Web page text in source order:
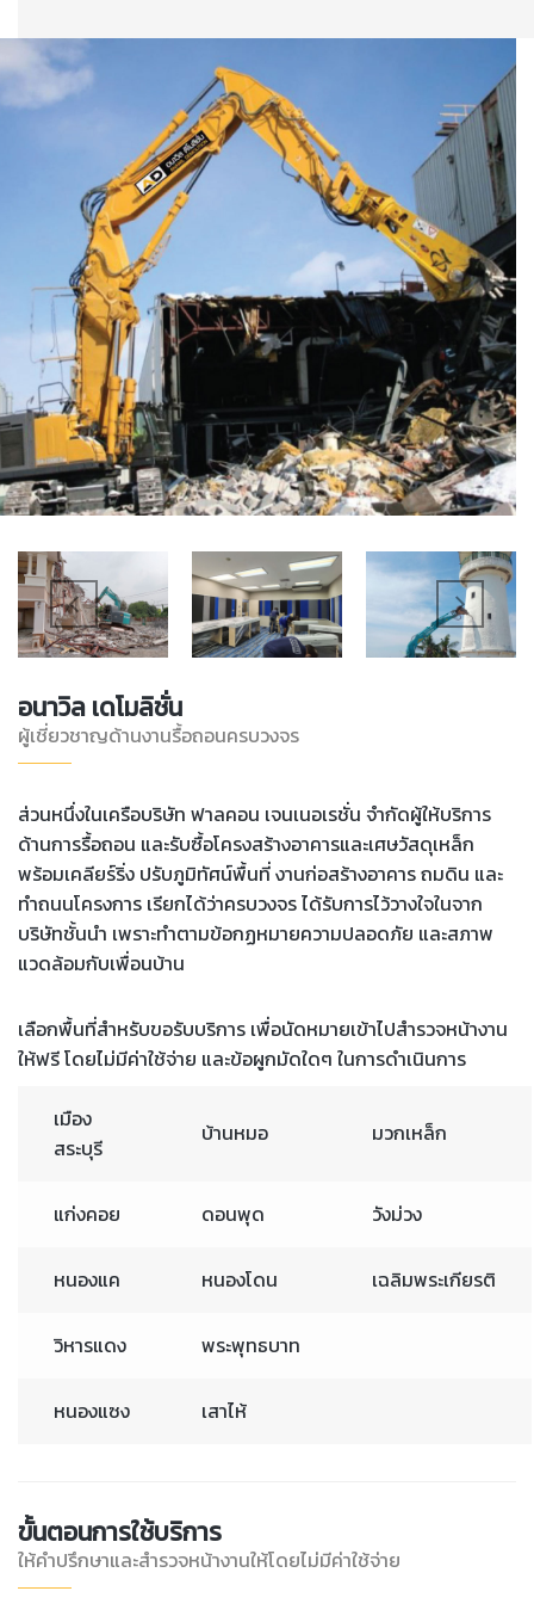
อนาวิล เดโมลิชั่น
ผู้เชี่ยวชาญด้านงานรื้อถอนครบวงจร
ส่วนหนึ่งในเครือบริษัท ฟาลคอน เจนเนอเรชั่น จำกัดผู้ให้บริการ
ด้านการรื้อถอน และรับซื้อโครงสร้างอาคารและเศษวัสดุเหล็ก
พร้อมเคลียร์ริ่ง ปรับภูมิทัศน์พื้นที่ งานก่อสร้างอาคาร ถมดิน และ
ทำถนนโครงการ เรียกได้ว่าครบวงจร ได้รับการไว้วางใจในจาก
บริษัทชั้นนำ เพราะทำตามข้อกฏหมายความปลอดภัย และสภาพ
แวดล้อมกับเพื่อนบ้าน
เลือกพื้นที่สำหรับขอรับบริการ เพื่อนัดหมายเข้าไปสำรวจหน้างาน
ให้ฟรี โดยไม่มีค่าใช้จ่าย และข้อผูกมัดใดๆ ในการดำเนินการ
เมือง
สระบุรี
บ้านหมอ มวกเหล็ก
แก่งคอย ดอนพุด วังม่วง
หนองแค หนองโดน เฉลิมพระเกียรติ
วิหารแดง พระพุทธบาท
หนองแซง เสาไห้
ขั้นตอนการใช้บริการ
ให้คำปรึกษาและสำรวจหน้างานให้โดยไม่มีค่าใช้จ่าย